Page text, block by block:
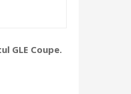
GLE Coupe.